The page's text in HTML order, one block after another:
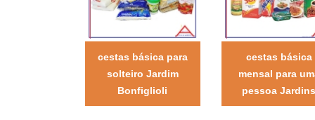
cestas básica para
solteiro Jardim
Bonfiglioli
cestas básica
mensal para
pessoa Jardins